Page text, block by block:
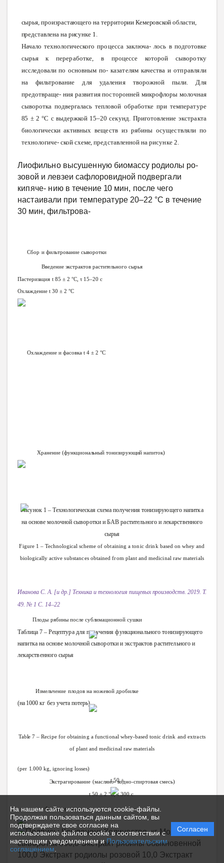
На нашем сайте используются cookie-файлы.
Продолжая пользоваться данным сайтом, вы
подтверждаете свое согласие на
использование файлов cookie в соответствии с
настоящим уведомлением иПользовательским
соглашением
Согласен
сырья, произрастающего на территории Кемеровской области,
представлена на рисунке 1.
Начало технологическогопроцесса заключа- лось в подготовке
сырья кпереработке, в процессе которой сыворотку
исследовалипо основным по- казателям качества иотправляли
на фильтрование дляудаления творожной пыли.
Для
предотвраще- ния развития посторонней микрофлоры молочная
сыворотка подвергалась тепловой обработке при температуре
85 ± 2°С с выдержкой 15–20 секунд. Приготовление экстракта
биологическиактивных веществ из рябины осуществляли по
технологиче- ской схеме, представленной нарисунке2.
Лиофильно высушенную биомассу родиолы ро-
зовой и левзеи сафлоровидной подвергали
кипяче- нию в течение 10 мин, после чего
настаивали при температуре 20–22 °С в течение
30 мин, фильтрова-
Сбор и фильтрование сыворотки
Введение экстрактов растительного сырья
Пастеризация t 85 ± 2°C, τ 15–20 с
Охлаждение t 30 ± 2 °C
Охлаждение ифасовкаt 4 ± 2 °C
Хранение(функциональный тонизирующий напиток)
Рисунок1 – Технологическая схема получения тонизирующего напитка
на основе молочной сыворотки иБАВ растительного и лекарственного
сырья
Figure1 – Technological scheme of obtaining atonic drink based on wheyand
biologicallyactive substances obtained from plant and medicinal raw materials
ИвановаС. А. [и др.] Техника итехнология пищевых производств. 2019. Т.
49. № 1 С. 14–22
Плоды рябиныпосле сублимационнойсушки
Таблица 7 – Рецептура для получения функционального тонизирующего
напиткана основе молочной сыворотки иэкстрактов растительного и
лекарственного сырья
Измельчение плодов наножевой дробилке
(на 1000 кг без учета потерь)
Table 7 –Recipe for obtaining a functional whey-basedtonic drink and extracts
ofplant and medicinal raw materials
t 50 ±
(per 1.000 kg,ignoring losses)
Экстрагирование (масляно-водно-спиртоваясмесь)
t 50 ± 2°C,τ 300 с
Фильтрование